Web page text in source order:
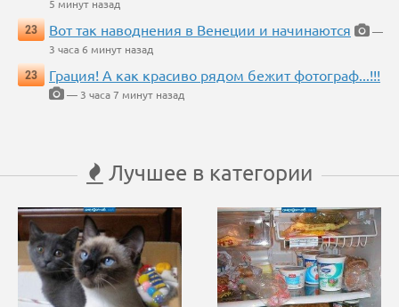
5 минут назад
23
Вот так наводнения в Венеции и начинаются
—
3 часа 6 минут назад
23
Грация! А как красиво рядом бежит фотограф...!!!
— 3 часа 7 минут назад
Лучшее в категории